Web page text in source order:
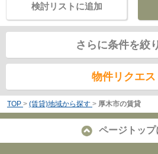
検討リストに追加
さらに条件を絞
物件リクエス
TOP > (賃貸)地域から探す > 厚木市の賃貸
ページトップ